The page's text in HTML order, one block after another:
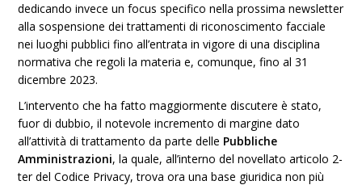
dedicando invece un focus specifico nella prossima newsletter
alla sospensione dei trattamenti di riconoscimento facciale
nei luoghi pubblici fino all’entrata in vigore di una disciplina
normativa che regoli la materia e, comunque, fino al 31
dicembre 2023.
L’intervento che ha fatto maggiormente discutere è stato,
fuor di dubbio, il notevole incremento di margine dato
all’attività di trattamento da parte delle Pubbliche
Amministrazioni, la quale, all’interno del novellato articolo 2-
ter del Codice Privacy, trova ora una base giuridica non più